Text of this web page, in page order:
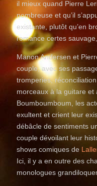
il mieux quand Pierre
nombreuse et qu’il
existante, plutôt qu’en
romance certes
Manon Andersen et
couple, avec ses
tromperies,
morceaux à la guitare et
Boumboumboum, les
exultent et crient leur
débâcle de sentiments
couple dévoilant leur
shows comiques de
Ici, il y a en outre des
monologues